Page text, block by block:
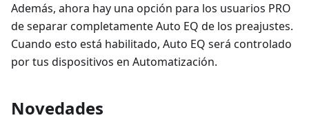
Además, ahora hay una opción para los usuarios PRO
de separar completamente Auto EQ de los preajustes.
Cuando esto está habilitado, Auto EQ será controlado
por tus dispositivos en Automatización.
Novedades